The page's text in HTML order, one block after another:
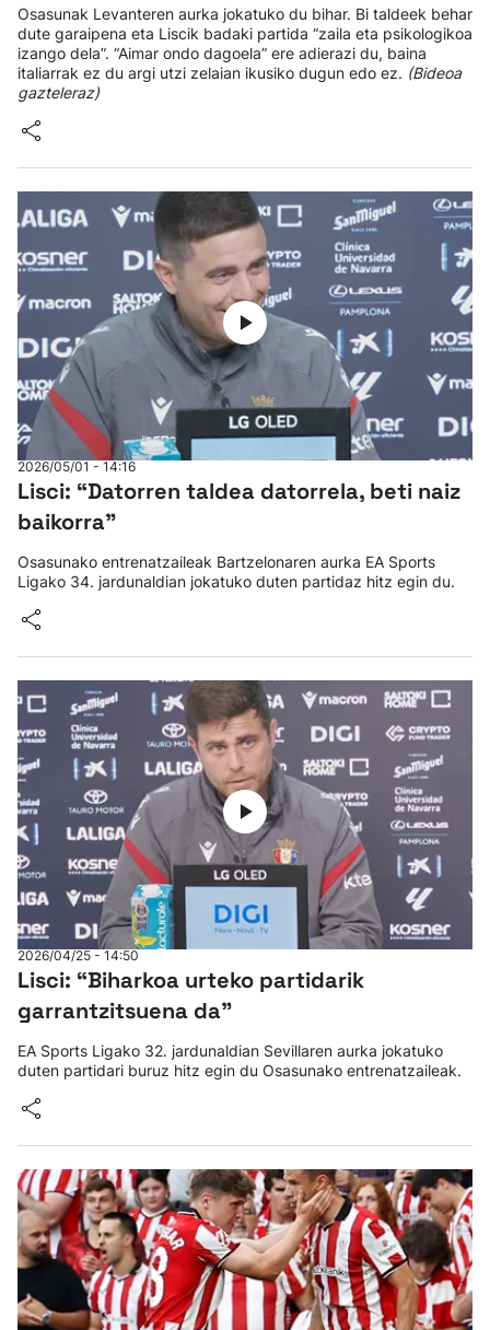
Osasunak Levanteren aurka jokatuko du bihar. Bi taldeek behar
dute garaipena eta Liscik badaki partida “zaila eta psikologikoa
izango dela”. “Aimar ondo dagoela” ere adierazi du, baina
italiarrak ez du argi utzi zelaian ikusiko dugun edo ez. (Bideoa
gazteleraz)
2026/05/01 - 14:16
Lisci: “Datorren taldea datorrela, beti naiz
baikorra"
Osasunako entrenatzaileak Bartzelonaren aurka EA Sports
Ligako 34. jardunaldian jokatuko duten partidaz hitz egin du.
2026/04/25 - 14:50
Lisci: “Biharkoa urteko partidarik
garrantzitsuena da"
EA Sports Ligako 32. jardunaldian Sevillaren aurka jokatuko
duten partidari buruz hitz egin du Osasunako entrenatzaileak.